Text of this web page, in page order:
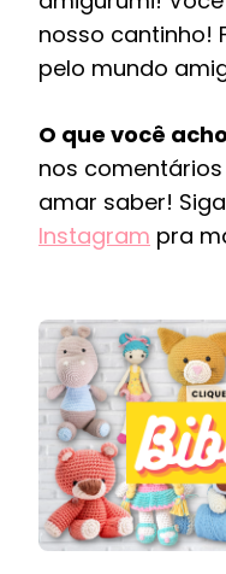
nosso cantinho!
pelo mundo
O que você
nos
amar saber!
Instagram pra